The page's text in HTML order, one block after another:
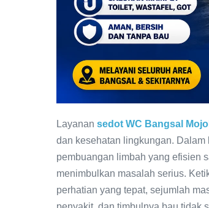
Layanan sedot WC Bangsal
dan kesehatan lingkungan.
pembuangan limbah yang efisien
menimbulkan masalah serius.
perhatian yang tepat, sejumlah